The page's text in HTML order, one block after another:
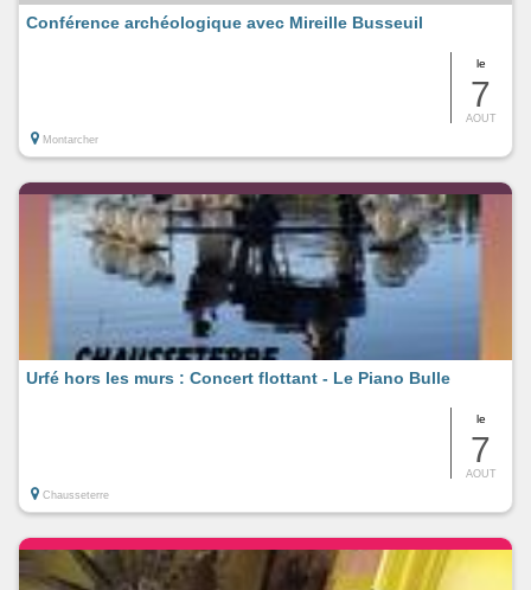
le
7
AOUT
Conférence archéologique avec Mireille Busseuil
Montarcher
le
7
AOUT
Urfé hors les murs : Concert flottant - Le Piano Bulle
Chausseterre